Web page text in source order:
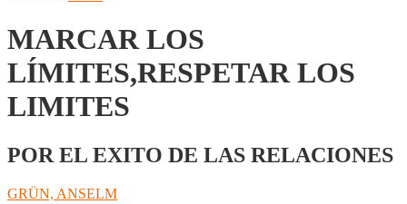
MARCAR LOS
LÍMITES,RESPETAR LOS
LIMITES
POR EL EXITO DE LAS RELACIONES
GRÜN, ANSELM